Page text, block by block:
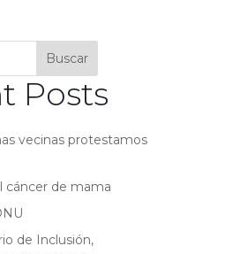
Buscar
Posts
vecinas protestamos
cáncer de mama
de Inclusión,